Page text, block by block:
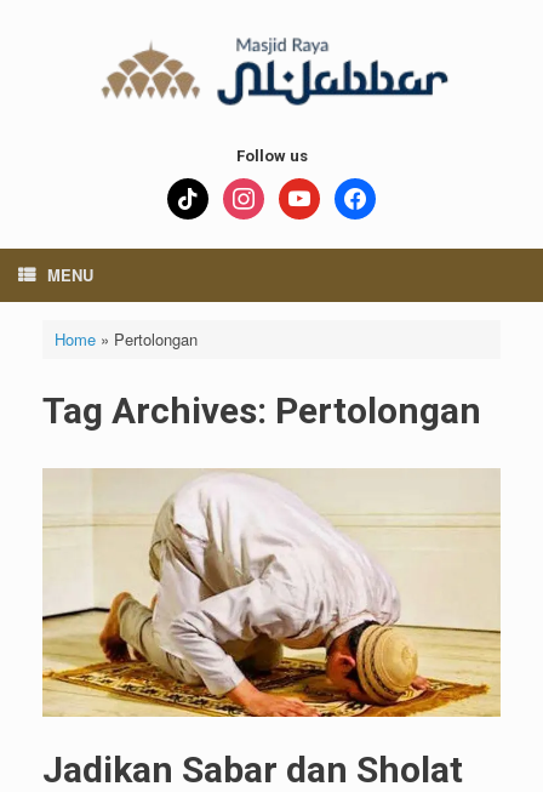
Follow us
tiktok instagramyoutube facebook
MENU
Home» Pertolongan
Tag Archives: Pertolongan
Jadikan Sabar dan Sholat